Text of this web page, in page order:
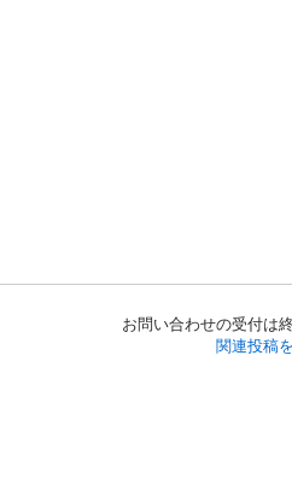
お問い合わせの受付は
関連投稿